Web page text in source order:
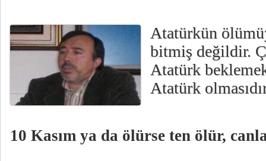
Atatürkün
bitmiş değildir.
Atatürk
Atatürk
10 Kasım ya da ölürse ten ölür,